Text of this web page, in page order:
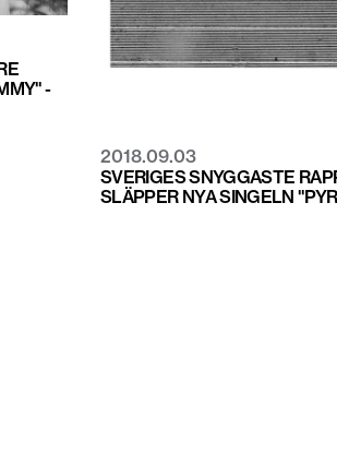
-
2018.09.03
SVERIGES SNYGGASTE
SLÄPPER NYA SINGELN